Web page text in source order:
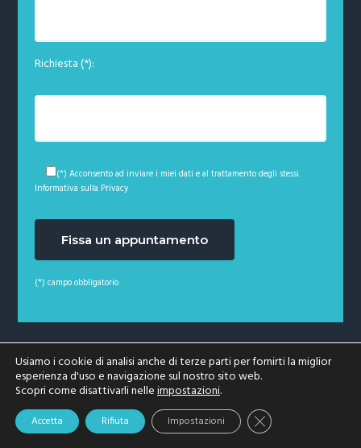
Richiesta (*):
(*) Acconsento ad inviare i miei dati e al trattamento degli stessi.
Informativa sulla Privacy
(*) campo obbligatorio
Copyright © 2026 · Studio Giunti - Viale Matteotti, 11
- Rufina (Firenze) - +39 055.8399196 -
info@studiogiunti.it - P. Iva: 04276510486
Usiamo i cookie di analisi anche di terze parti per fornirti la miglior
esperienza d'uso e navigazione sul nostro sito web.
Scopri come disattivarli nelleimpostazioni.
Accetta Rifiuta Impostazioni Close GDPR Cookie